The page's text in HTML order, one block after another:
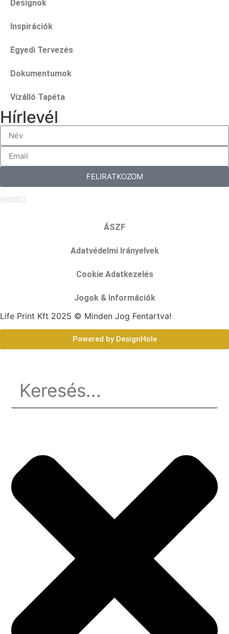
Designok
Inspirációk
Egyedi Tervezés
Dokumentumok
Vízálló Tapéta
Hírlevél
FELIRATKOZOM
ÁSZF
Adatvédelmi Irányelvek
Cookie Adatkezelés
Jogok & Információk
Life Print Kft 2025 © Minden Jog Fentartva!
Powered by DesignHole